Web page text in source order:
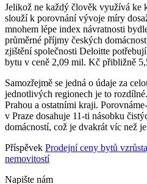
Jelikož ne každý člověk využívá ke
slouží k porovnání vývoje míry
mnohem lépe index návratnosti
průměrné příjmy českých
zjištění společnosti Deloitte
bytu v ceně 2,09 mil. Kč přibližně
Samozřejmě se jedná o údaje za
jednotlivých regionech je to
Prahou a ostatními kraji.
v Praze dosahuje 11-ti násobku
domácností, což je dvakrát víc než
Příspěvek Prodejní ceny bytů
nemovitostí
Napište nám